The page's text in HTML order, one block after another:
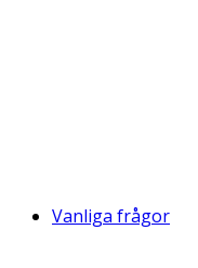
Vanliga frågor